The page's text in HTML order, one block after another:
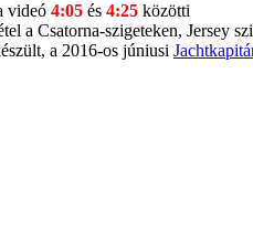
videó 4:05 és 4:25 közötti
a Csatorna-szigeteken, Jersey
a 2016-os júniusi